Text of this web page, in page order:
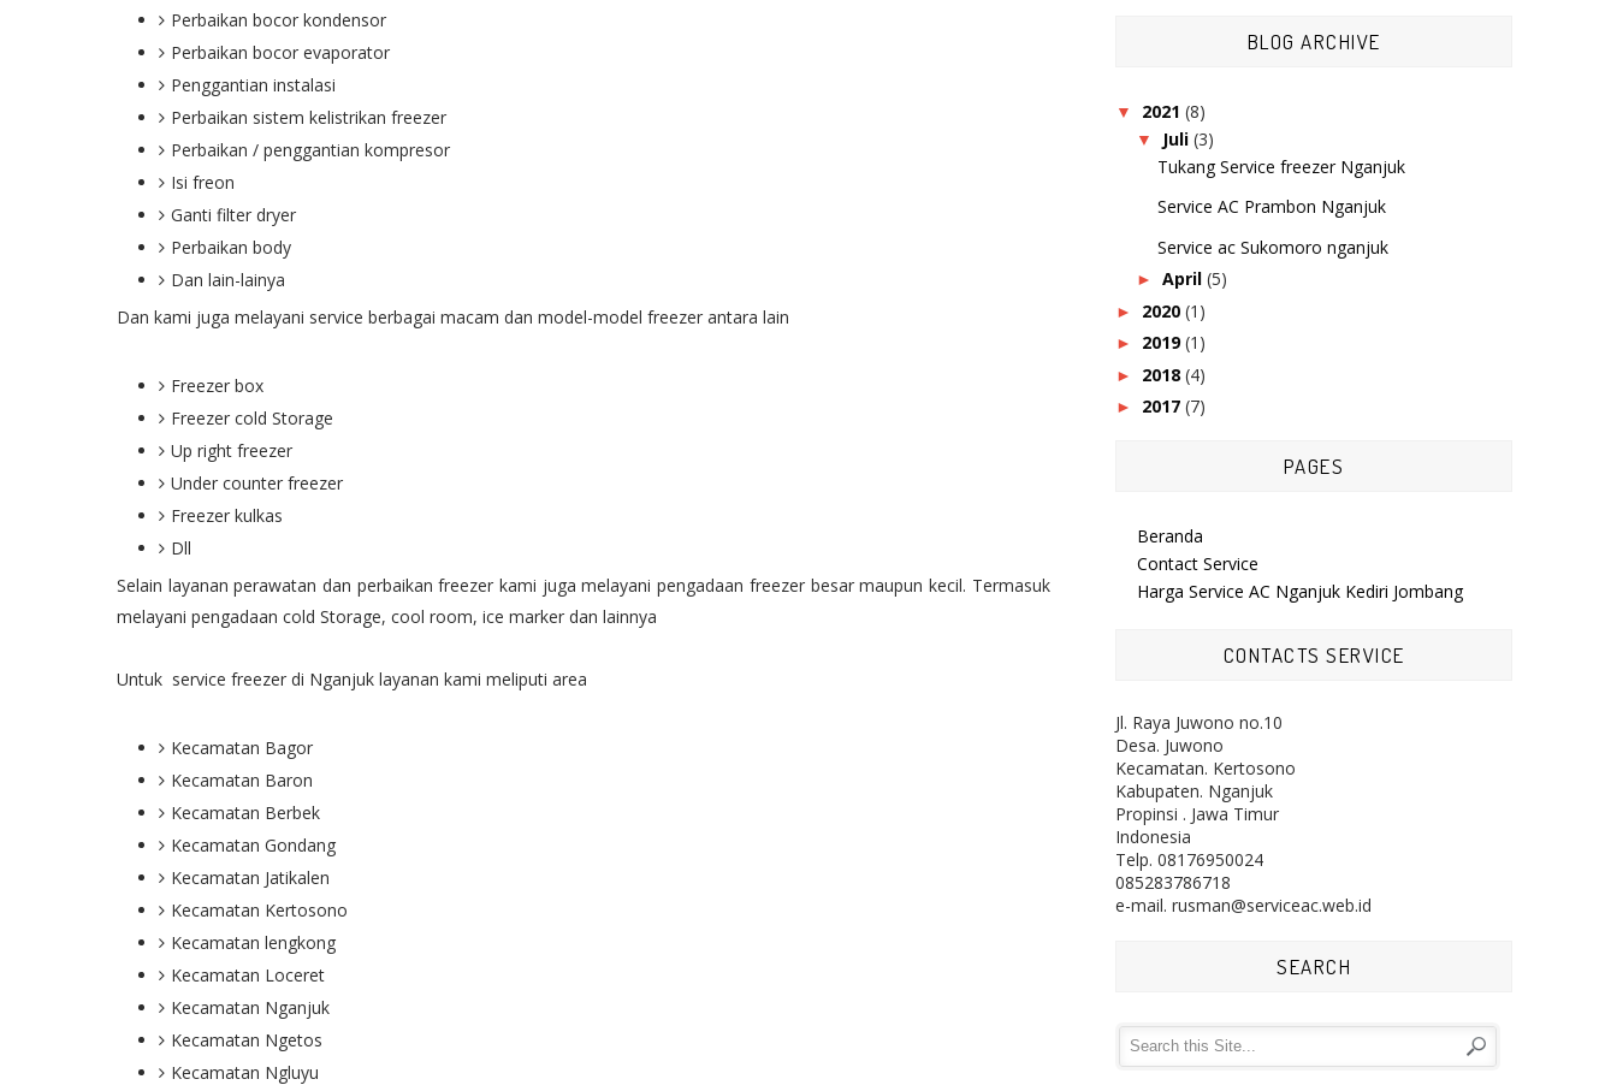
Perbaikan bocor kondensor
Perbaikan bocor evaporator
Penggantian instalasi
Perbaikan sistem kelistrikan freezer
Perbaikan / penggantian kompresor
Isi freon
Ganti filter dryer
Perbaikan body
Dan lain-lainya
Dan kami juga melayani service berbagai macam dan model-model freezer antara lain
Freezer box
Freezer cold Storage
Up right freezer
Under counter freezer
Freezer kulkas
Dll
Selain layanan perawatan dan perbaikan freezer kami juga melayani pengadaan freezer besar maupun kecil. Termasuk
melayani pengadaan cold Storage, cool room, ice marker dan lainnya
Untuk service freezer di Nganjuk layanan kami meliputi area
Kecamatan Bagor
Kecamatan Baron
Kecamatan Berbek
Kecamatan Gondang
Kecamatan Jatikalen
Kecamatan Kertosono
Kecamatan lengkong
Kecamatan Loceret
Kecamatan Nganjuk
Kecamatan Ngetos
Kecamatan Ngluyu
BLOG ARCHIVE
▼ 2021 (8)
▼ Juli (3)
Tukang Service freezer Nganjuk
Service AC Prambon Nganjuk
Service ac Sukomoro nganjuk
► April (5)
► 2020 (1)
► 2019 (1)
► 2018 (4)
► 2017 (7)
PAGES
Beranda
Contact Service
Harga Service AC Nganjuk Kediri Jombang
CONTACTS SERVICE
Jl. Raya Juwono no.10
Desa. Juwono
Kecamatan. Kertosono
Kabupaten. Nganjuk
Propinsi . Jawa Timur
Indonesia
Telp. 08176950024
085283786718
e-mail. rusman@serviceac.web.id
SEARCH